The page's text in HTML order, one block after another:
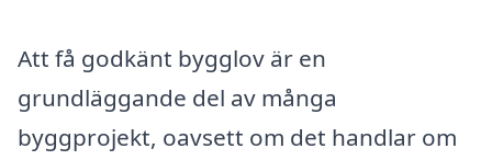
Att få godkänt bygglov är en
grundläggande del av många
byggprojekt, oavsett om det handlar om